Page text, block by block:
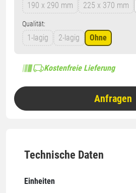
Technische Daten
Einheiten
190 x 290 mm
225 x 370 mm
Qualität:
1-lagig 2-lagig Ohne
Kostenfreie Lieferung
Anfragen